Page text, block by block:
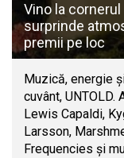
Vino la cornerul
surprinde
premii pe loc
Muzică, energie
cuvânt, UNTOLD.
Lewis Capaldi,
Larsson,
Frequencies și